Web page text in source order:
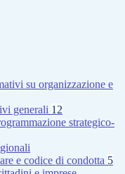
su organizzazione e
generali 12
strategico-
e codice di condotta 5